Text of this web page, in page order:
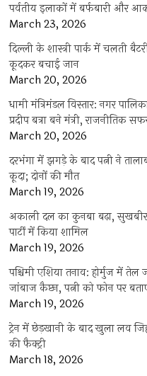
पर्वतीय इलाकों में बर्फबारी और
March 23, 2026
दिल्ली के शास्त्री पार्क में चलती
कूदकर बचाई जान
March 20, 2026
धामी मंत्रिमंडल विस्तार: नगर
प्रदीप बत्रा बने मंत्री, राजनीतिक
March 20, 2026
दरभंगा में झगड़े के बाद पत्नी ने
कूदा; दोनों की मौत
March 19, 2026
अकाली दल का कुनबा बढ़ा,
पार्टी में किया शामिल
March 19, 2026
पश्चिमी एशिया तनाव: होर्मुज में
जांबाज कैप्टन, पत्नी को फोन पर
March 19, 2026
ट्रेन में छेड़खानी के बाद खुला लव
की फैक्ट्री
March 18, 2026